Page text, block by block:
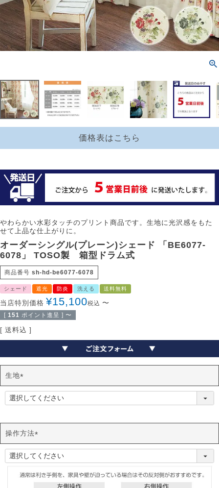
価格表はこちら
やわらかい水彩タッチのプリント商品です。生地に光沢感をもた
せて上品な仕上がりに。
オーダーシングル(プレーン)シェード 「BE6077-
6078」 TOSO製 箱型ドラム式
商品番号 sh-hd-be6077-6078
シェード 遮光 防炎 洗える 送料無料
当店特別価格 ¥15,100税込 〜
[ 151 ポイント進呈 ] 〜
送料込
生地
(
必
操作方法
(
必
)